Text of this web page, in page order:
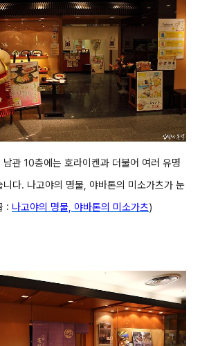
남관 10층에는 호라이켄과 더불어 여러 유명
니다. 나고야의 명물, 야바톤의 미소가츠가 눈
: 나고야의 명물, 야바톤의 미소가츠)